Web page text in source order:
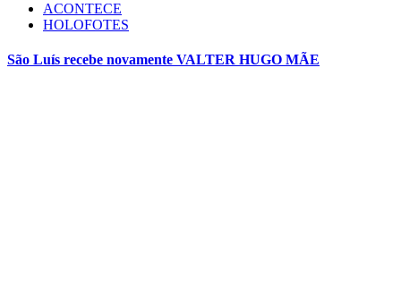
ACONTECE
HOLOFOTES
São Luís recebe novamente VALTER HUGO MÃE